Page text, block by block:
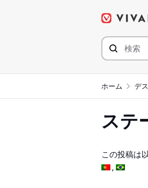
へ
ャ
ホーム デ
ステ
この投稿は